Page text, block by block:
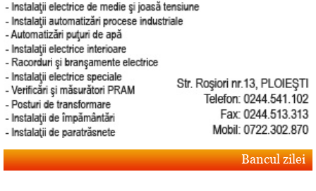
Bancul zilei